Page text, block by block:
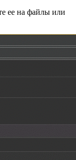
ее на файлы или